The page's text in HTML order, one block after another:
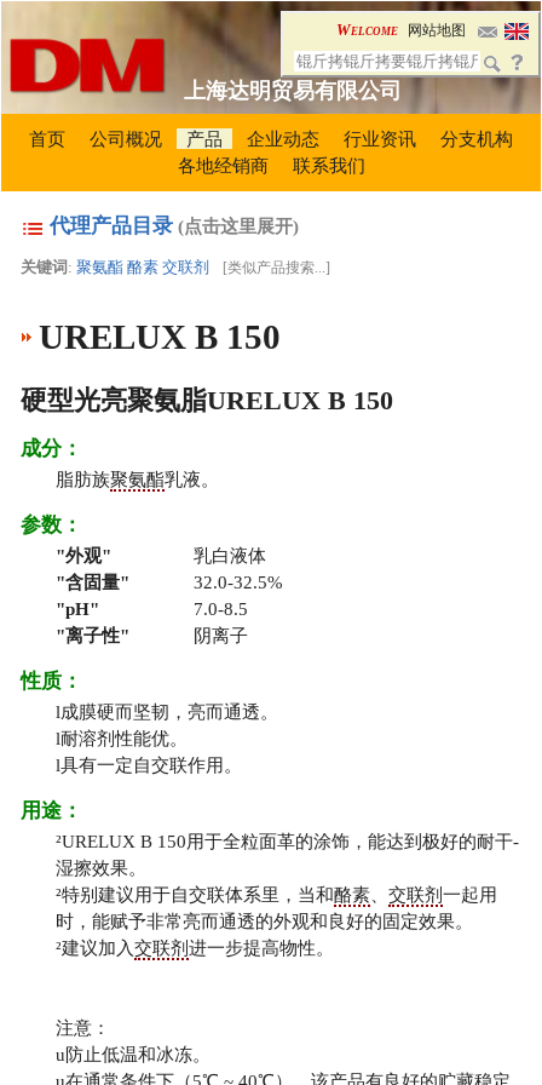
上海达明贸易有限公司
Welcome 网站地图
首页 公司概况 产品 企业动态 行业资讯
分支机构
各地经销商
联系我们
代理产品目录 (点击这里展开)
关键词 :聚氨酯 酪素 交联剂 [类似产品搜索...]
URELUX B 150
硬型光亮聚氨脂URELUX B 150
成分：
脂肪族聚氨酯乳液。
参数：
外观
乳白液体
含固量
32.0-32.5%
pH
7.0-8.5
离子性
阴离子
性质：
l成膜硬而坚韧，亮而通透。
l耐溶剂性能优。
l具有一定自交联作用。
用途：
²URELUX B 150用于全粒面革的涂饰，能达到极好的耐干-
湿擦效果。
²特别建议用于自交联体系里，当和酪素 、交联剂一起用
时，能赋予非常亮而通透的外观和良好的固定效果。
²建议加入交联剂进一步提高物性。
注意：
u防止低温和冰冻。